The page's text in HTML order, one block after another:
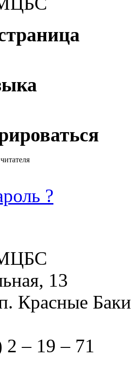
?
13
Красные Баки
2 – 19 – 71